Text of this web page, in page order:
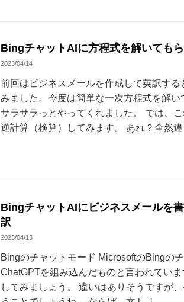
BingチャットAIに方程式を解いてもら
2023/04/14
前回はビジネスメールを作成して英訳する
みました。今度は簡単な一次方程式を解い
サラサラっとやってくれました。 では、
逆計算（検算）してみます。 あれ？全然
BingチャットAIにビジネスメールを
訳
2023/04/13
Bingのチャットモード MicrosoftのBingの
ChatGPTを組み込んだものと言われてい
してみましょう。 違いはありそうですが